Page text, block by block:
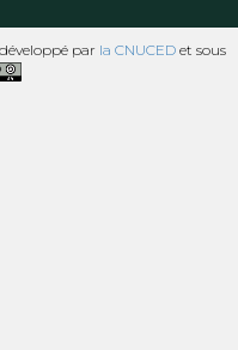
par la CNUCEDet sous